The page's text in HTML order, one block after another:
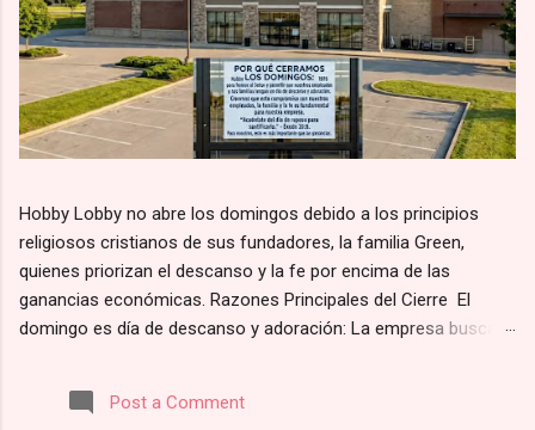
Hobby Lobby no abre los domingos debido a los principios
religiosos cristianos de sus fundadores, la familia Green,
quienes priorizan el descanso y la fe por encima de las
ganancias económicas. Razones Principales del Cierre El
domingo es día de descanso y adoración: La empresa busca
Según su página web, la razón por la que Hobby Lobby cierra
los domingos es para “darles a nuestros empleados y clientes
Post a Comment